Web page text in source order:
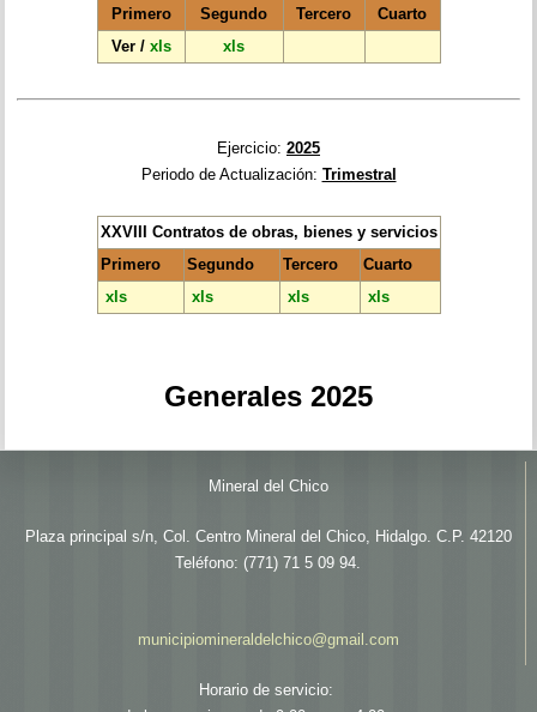
Primero
Segundo Tercero
Cuarto
Ver/ xls xls
Ejercicio: 2025
Periodo de Actualización: Trimestral
XXVIII Contratos de obras, bienes y servicios
Primero
Segundo Tercero
Cuarto
xls
xls xls xls
Generales 2025
Mineral del Chico
Plaza principal s/n, Col. Centro Mineral del Chico, Hidalgo. C.P. 42120
Teléfono: (771) 71 5 09 94.
municipiomineraldelchico@gmail.com
Horario de servicio: